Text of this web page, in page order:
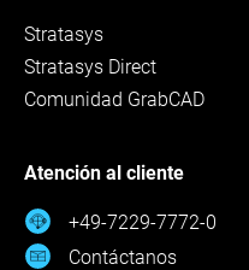
Stratasys
Stratasys Direct
Comunidad GrabCAD
Atención al cliente
+49-7229-7772-0
Contáctanos